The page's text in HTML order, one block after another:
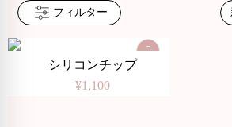
フィルター
シリコンチップ
¥1,100